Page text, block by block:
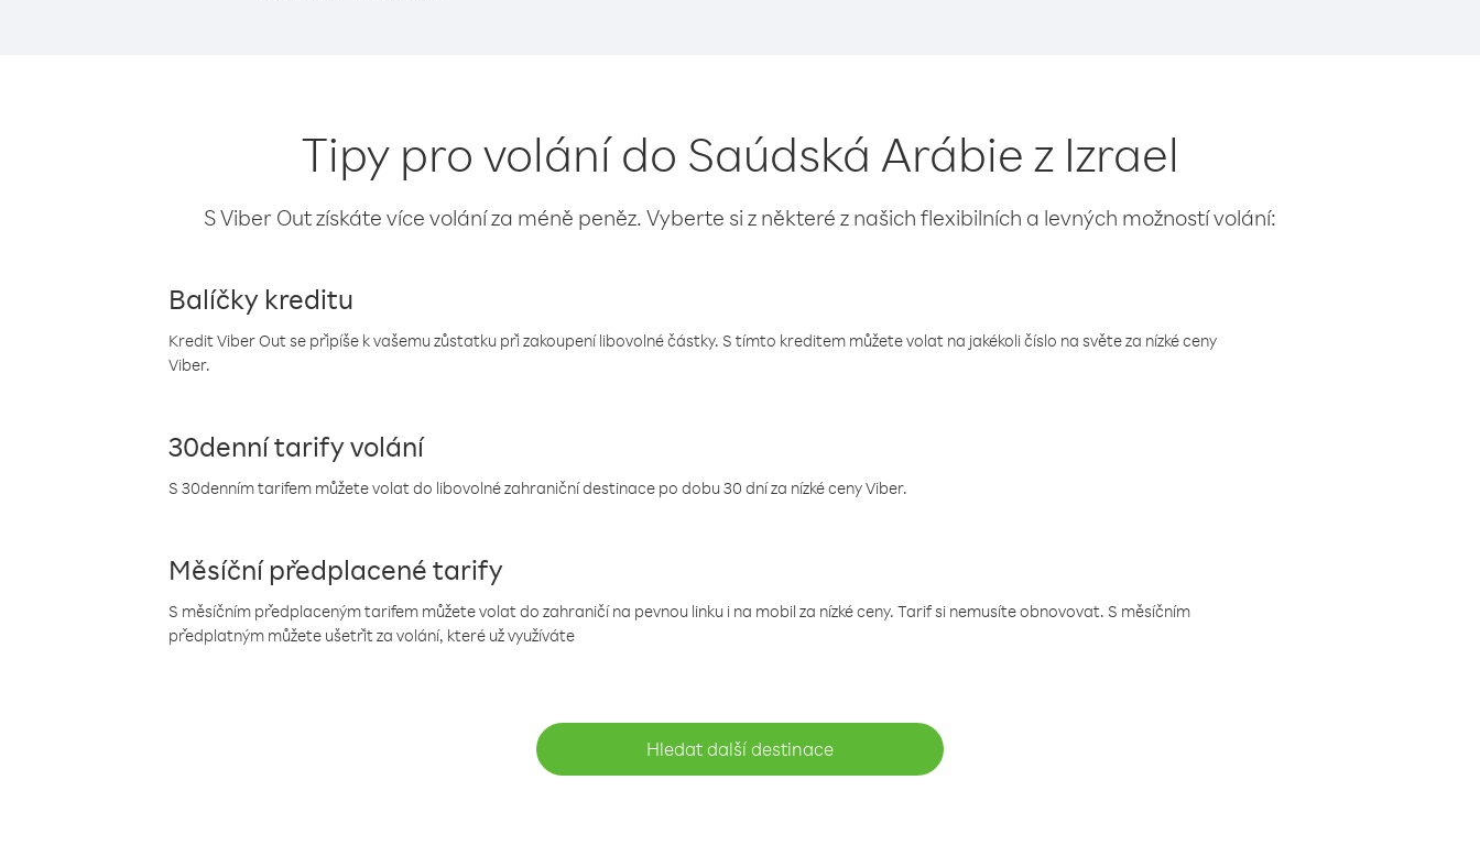
Tipy pro volání do Saúdská Arábie z Izrael
S Viber Out získáte více volání za méně peněz. Vyberte si z některé z našich flexibilních a levných možností volání:
Balíčky kreditu
Kredit Viber Out se připíše k vašemu zůstatku při zakoupení libovolné částky. S tímto kreditem můžete volat na jakékoli číslo na světe za nízké ceny
Viber.
30denní tarify volání
S 30denním tarifem můžete volat do libovolné zahraniční destinace po dobu 30 dní za nízké ceny Viber.
Měsíční předplacené tarify
S měsíčním předplaceným tarifem můžete volat do zahraničí na pevnou linku i na mobil za nízké ceny. Tarif si nemusíte obnovovat. S měsíčním
předplatným můžete ušetřit za volání, které už využíváte
Hledat další destinace